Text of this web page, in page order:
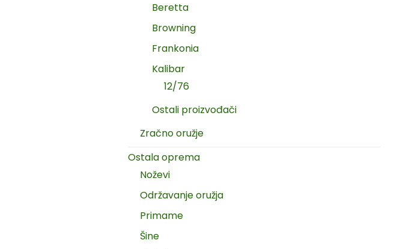
Beretta
Browning
Frankonia
Kalibar
12/76
Ostali proizvođači
Zračno oružje
Ostala oprema
Noževi
Održavanje oružja
Primame
Šine